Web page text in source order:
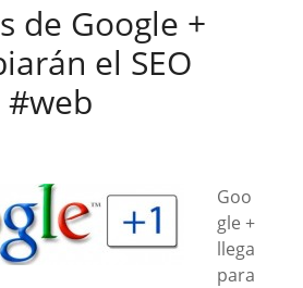
de Google +
el SEO
Goo
gle +
llega
para